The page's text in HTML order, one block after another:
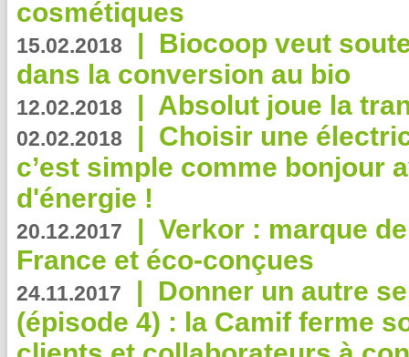
cosmétiques
15.02.2018 | Biocoop veut
dans la conversion au bio
12.02.2018 | Absolut joue la
02.02.2018 | Choisir une
c’est simple comme bonjour
d'énergie !
20.12.2017 | Verkor : marque
France et éco-conçues
24.11.2017 | Donner un autre
(épisode 4) : la Camif ferme